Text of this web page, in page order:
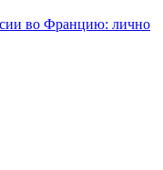
во Францию: лично